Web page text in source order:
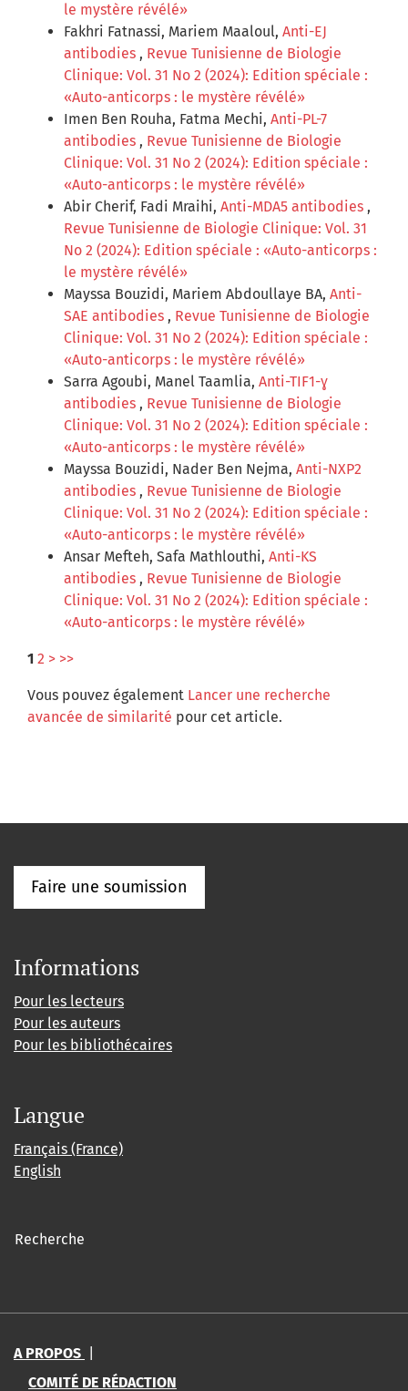
le mystère révélé»
Fakhri Fatnassi, Mariem Maaloul, Anti-EJ
antibodies , Revue Tunisienne de Biologie
Clinique: Vol. 31 No 2 (2024): Edition spéciale :
«Auto-anticorps : le mystère révélé»
Imen Ben Rouha, Fatma Mechi, Anti-PL-7
antibodies , Revue Tunisienne de Biologie
Clinique: Vol. 31 No 2 (2024): Edition spéciale :
«Auto-anticorps : le mystère révélé»
Abir Cherif, Fadi Mraihi, Anti-MDA5 antibodies ,
Revue Tunisienne de Biologie Clinique: Vol. 31
No 2 (2024): Edition spéciale : «Auto-anticorps :
le mystère révélé»
Mayssa Bouzidi, Mariem Abdoullaye BA, Anti-
SAE antibodies , Revue Tunisienne de Biologie
Clinique: Vol. 31 No 2 (2024): Edition spéciale :
«Auto-anticorps : le mystère révélé»
Sarra Agoubi, Manel Taamlia, Anti-TIF1-ɣ
antibodies , Revue Tunisienne de Biologie
Clinique: Vol. 31 No 2 (2024): Edition spéciale :
«Auto-anticorps : le mystère révélé»
Mayssa Bouzidi, Nader Ben Nejma, Anti-NXP2
antibodies , Revue Tunisienne de Biologie
Clinique: Vol. 31 No 2 (2024): Edition spéciale :
«Auto-anticorps : le mystère révélé»
Ansar Mefteh, Safa Mathlouthi, Anti-KS
antibodies , Revue Tunisienne de Biologie
Clinique: Vol. 31 No 2 (2024): Edition spéciale :
«Auto-anticorps : le mystère révélé»
1 2 > >>
Vous pouvez également Lancer une recherche
avancée de similarité pour cet article.
Faire une soumission
Informations
Pour les lecteurs
Pour les auteurs
Pour les bibliothécaires
Langue
Français (France)
English
Recherche
A PROPOS
COMITÉ DE RÉDACTION